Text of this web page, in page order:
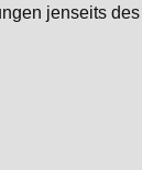
jenseits